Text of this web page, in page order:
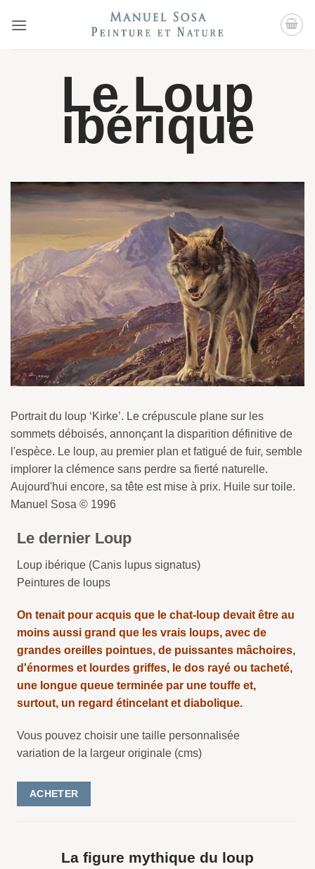
au
Le Loup
ibérique
Portrait du loup ‘Kirke’. Le crépuscule plane sur les
sommets déboisés, annonçant la disparition définitive de
l'espèce. Le loup, au premier plan et fatigué de fuir, semble
implorer la clémence sans perdre sa fierté naturelle.
Aujourd'hui encore, sa tête est mise à prix. Huile sur toile.
Manuel Sosa © 1996
Le dernier Loup
Loup ibérique (Canis lupus signatus)
Peintures de loups
On tenait pour acquis que le chat-loup devait être au
moins aussi grand que les vrais loups, avec de
grandes oreilles pointues, de puissantes mâchoires,
d'énormes et lourdes griffes, le dos rayé ou tacheté,
une longue queue terminée par une touffe et,
surtout, un regard étincelant et diabolique.
Vous pouvez choisir une taille personnalisée
variation de la largeur originale (cms)
ACHETER
La figure mythique du loup